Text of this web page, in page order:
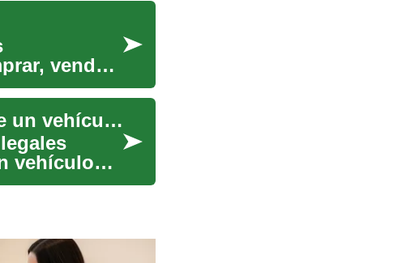
vender,
Pasos legales para transferir la titularidad de un vehículo recuperado
vehículo